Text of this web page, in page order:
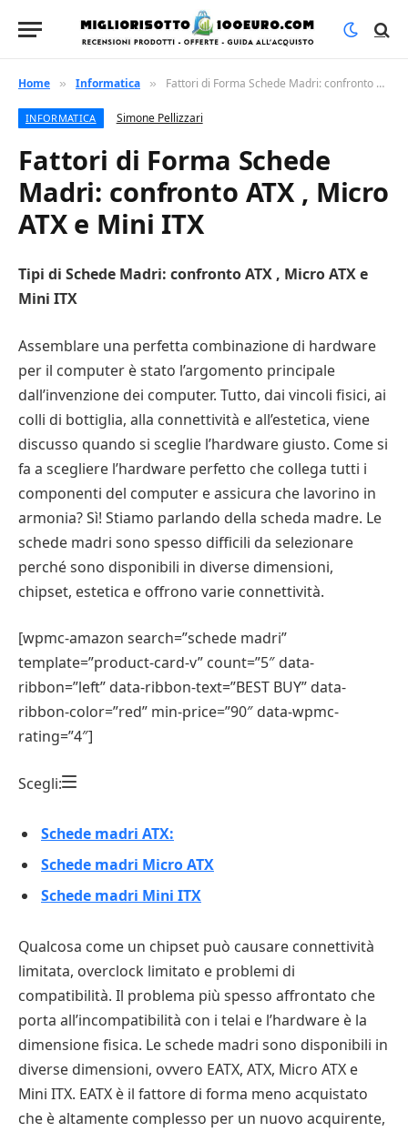
Home » Informatica » Fattori di Forma Schede Madri: confronto ATX , Micro ATX e Mini ITX
INFORMATICA Simone Pellizzari
Fattori di Forma Schede
Madri: confronto ATX , Micro
ATX e Mini ITX
Tipi di Schede Madri: confronto ATX , Micro ATX e
Mini ITX
Assemblare una perfetta combinazione di hardware
per il computer è stato l’argomento principale
dall’invenzione dei computer. Tutto, dai vincoli fisici, ai
colli di bottiglia, alla connettività e all’estetica, viene
discusso quando si sceglie l’hardware giusto. Come si
fa a scegliere l’hardware perfetto che collega tutti i
componenti del computer e assicura che lavorino in
armonia? Sì! Stiamo parlando della scheda madre. Le
schede madri sono spesso difficili da selezionare
perché sono disponibili in diverse dimensioni,
chipset, estetica e offrono varie connettività.
[wpmc-amazon search=”schede madri”
template=”product-card-v” count=”5″ data-
ribbon=”left” data-ribbon-text=”BEST BUY” data-
ribbon-color=”red” min-price=”90″ data-wpmc-
rating=”4″]
Scegli:
Schede madri ATX:
Schede madri Micro ATX
Schede madri Mini ITX
Qualcosa come un chipset può causare connettività
limitata, overclock limitato e problemi di
compatibilità. Il problema più spesso affrontato che
porta all’incompatibilità con i telai e l’hardware è la
dimensione fisica. Le schede madri sono disponibili in
diverse dimensioni, ovvero EATX, ATX, Micro ATX e
Mini ITX. EATX è il fattore di forma meno acquistato
che è altamente complesso per un nuovo acquirente,